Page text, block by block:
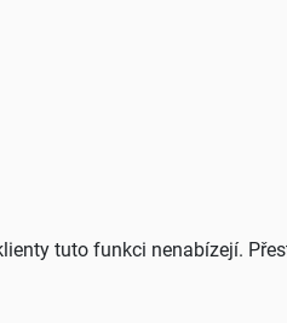
tuto funkci nenabízejí.